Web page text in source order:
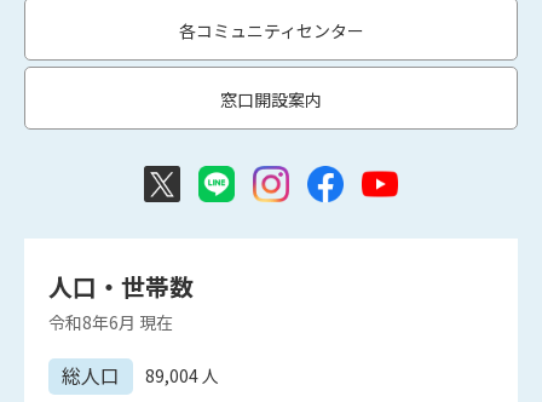
各コミュニティセンター
窓口開設案内
人口・世帯数
令和8年6月 現在
総人口 89,004人